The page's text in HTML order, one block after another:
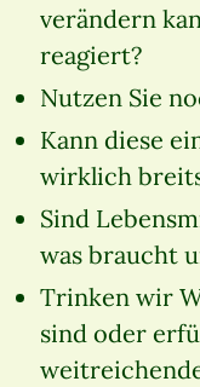
verändern
reagiert?
Nutzen Sie
Kann diese
wirklich
Sind
was braucht
Trinken wir
sind oder